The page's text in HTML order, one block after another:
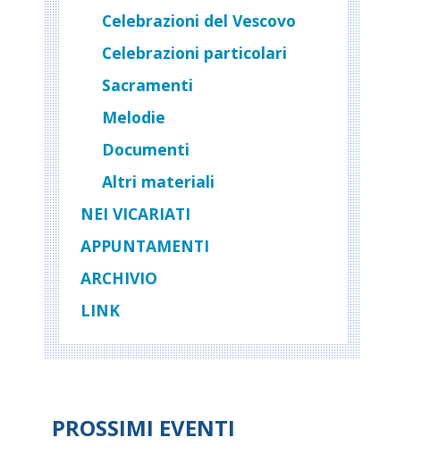
Celebrazioni del Vescovo
Celebrazioni particolari
Sacramenti
Melodie
Documenti
Altri materiali
NEI VICARIATI
APPUNTAMENTI
ARCHIVIO
LINK
PROSSIMI EVENTI